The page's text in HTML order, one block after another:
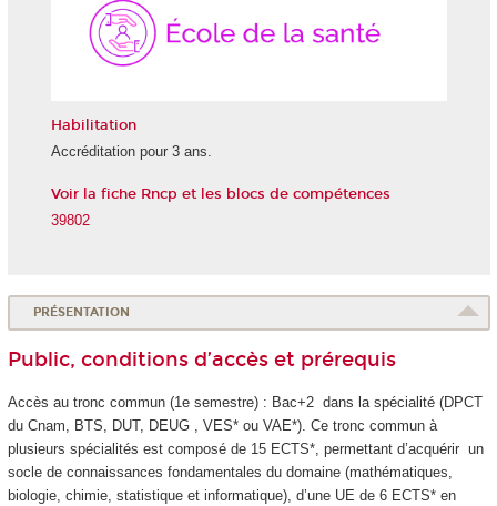
Habilitation
Accréditation pour 3 ans.
Voir la fiche Rncp et les blocs de compétences
39802
PRÉSENTATION
Public, conditions d’accès et prérequis
Accès au tronc commun (1e semestre) : Bac+2 dans la spécialité (DPCT
du Cnam, BTS, DUT, DEUG , VES* ou VAE*). Ce tronc commun à
plusieurs spécialités est composé de 15 ECTS*, permettant d’acquérir un
socle de connaissances fondamentales du domaine (mathématiques,
biologie, chimie, statistique et informatique), d’une UE de 6 ECTS* en